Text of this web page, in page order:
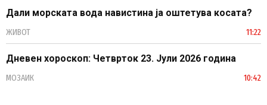
Дали морската вода навистина ја оштетува косата?
ЖИВОТ 11:22
Дневен хороскоп: Четврток 23. Јули 2026 година
МОЗАИК 10:42